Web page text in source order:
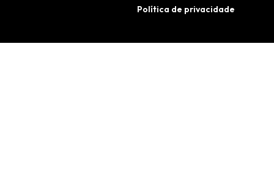
Política de privacidade